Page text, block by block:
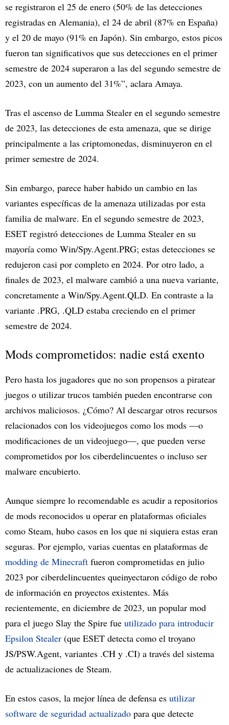
se registraron el 25 de enero (50% de las detecciones
registradas en Alemania), el 24 de abril (87% en España)
y el 20 de mayo (91% en Japón). Sin embargo, estos picos
fueron tan significativos que sus detecciones en el primer
semestre de 2024 superaron a las del segundo semestre de
2023, con un aumento del 31%”, aclara Amaya.
Tras el ascenso de Lumma Stealer en el segundo semestre
de 2023, las detecciones de esta amenaza, que se dirige
principalmente a las criptomonedas, disminuyeron en el
primer semestre de 2024.
Sin embargo, parece haber habido un cambio en las
variantes específicas de la amenaza utilizadas por esta
familia de malware. En el segundo semestre de 2023,
ESET registró detecciones de Lumma Stealer en su
mayoría como Win/Spy.Agent.PRG; estas detecciones se
redujeron casi por completo en 2024. Por otro lado, a
finales de 2023, el malware cambió a una nueva variante,
concretamente a Win/Spy.Agent.QLD. En contraste a la
variante .PRG, .QLD estaba creciendo en el primer
semestre de 2024.
Mods comprometidos: nadie está exento
Pero hasta los jugadores que no son propensos a piratear
juegos o utilizar trucos también pueden encontrarse con
archivos maliciosos. ¿Cómo? Al descargar otros recursos
relacionados con los videojuegos como los mods —o
modificaciones de un videojuego—, que pueden verse
comprometidos por los ciberdelincuentes o incluso ser
malware encubierto.
Aunque siempre lo recomendable es acudir a repositorios
de mods reconocidos u operar en plataformas oficiales
como Steam, hubo casos en los que ni siquiera estas eran
seguras. Por ejemplo, varias cuentas en plataformas de
modding de Minecraft fueron comprometidas en julio
2023 por ciberdelincuentes queinyectaron código de robo
de información en proyectos existentes. Más
recientemente, en diciembre de 2023, un popular mod
para el juego Slay the Spire fue utilizado para introducir
Epsilon Stealer (que ESET detecta como el troyano
JS/PSW.Agent, variantes .CH y .CI) a través del sistema
de actualizaciones de Steam.
En estos casos, la mejor línea de defensa es utilizar
software de seguridad actualizado para que detecte